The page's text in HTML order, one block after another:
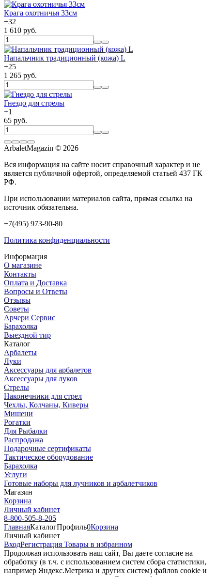
Крага охотничья 33см
+32
1 610 руб.
Напальчник традиционный (кожа) L
+25
1 265 руб.
Гнездо для стрелы
+1
65 руб.
ArbaletMagazin © 2026
Вся информация на сайте носит справочный характер и не
является публичной офертой, определяемой статьей 437 ГК
РФ.
При использовании материалов сайта, прямая ссылка на
источник обязательна.
+7(495) 973-90-80
Политика конфиденциальности
Информация
О магазине
Контакты
Оплата и Доставка
Вопросы и Ответы
Отзывы
Советы
Арчери Сервис
Барахолка
Выездной тир
Каталог
Арбалеты
Луки
Аксессуары для арбалетов
Аксессуары для луков
Стрелы
Наконечники для стрел
Чехлы, Колчаны, Киверы
Мишени
Рогатки
Для Рыбалки
Распродажа
Подарочные сертификаты
Тактическое оборудование
Барахолка
Услуги
Готовые наборы для лучников и арбалетчиков
Магазин
Корзина
Личный кабинет
8-800-505-8-205
ГлавнаяКаталогПрофиль0Корзина
Личный кабинет
ВходРегистрация Товары в избранном
Продолжая использовать наш cайт, Вы даете согласие на
обработку (в т.ч. с использованием систем сбора статистики,
например Яндекс.Метрика и других систем) файлов cookie и